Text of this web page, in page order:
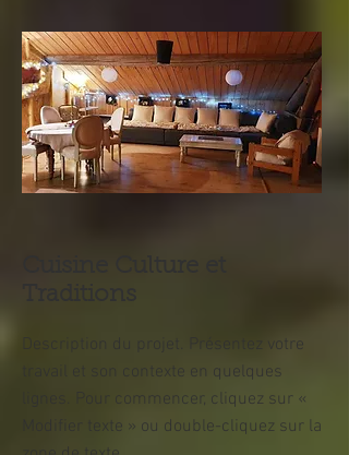
Description du projet. Présentez votre
travail et son contexte en quelques
lignes. Pour commencer, cliquez sur «
Modifier texte » ou double-cliquez sur la